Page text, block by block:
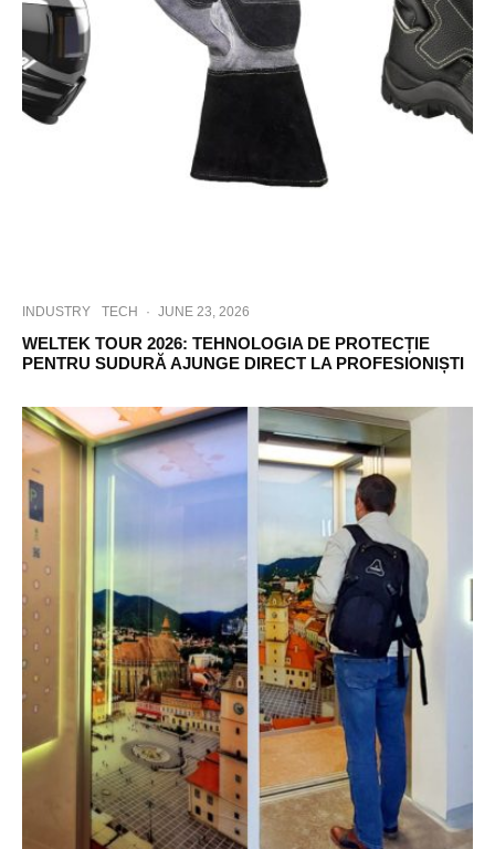
INDUSTRY TECH · JUNE 23, 2026
WELTEK TOUR 2026: TEHNOLOGIA DE PROTECȚIE
PENTRU SUDURĂ AJUNGE DIRECT LA PROFESIONIȘTI